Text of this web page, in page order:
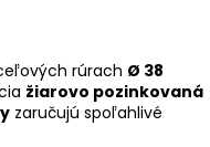
rúrach Ø 38
žiarovo pozinkovaná
zaručujú spoľahlivé